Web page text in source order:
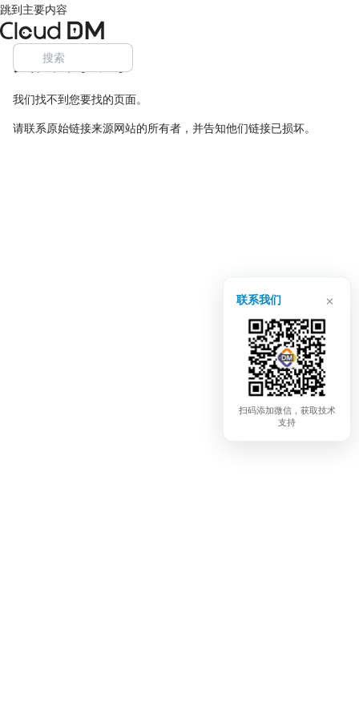
跳到主要内容
页面未找到
我们找不到您要找的页面。
请联系原始链接来源网站的所有者，并告知他们链接已损坏。
联系我们 ×
扫码添加微信，获取技术
支持